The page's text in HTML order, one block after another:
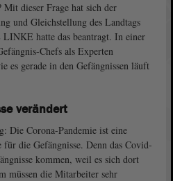
dieser Frage hat sich der
und Gleichstellung des Landtags
hatte das beantragt. In einer
Chefs als Experten
es gerade in den Gefängnissen läuft
verändert
Die Corona-Pandemie ist eine
für die Gefängnisse. Denn das Covid-
kommen, weil es sich dort
müssen die Mitarbeiter sehr